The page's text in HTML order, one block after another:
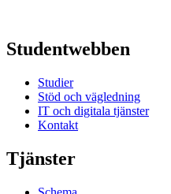
Studentwebben
Studier
Stöd och vägledning
IT och digitala tjänster
Kontakt
Tjänster